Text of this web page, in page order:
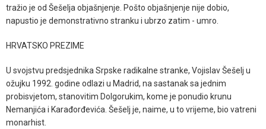
tražio je od Šešelja objašnjenje. Pošto objašnjenje nije dobio,
napustio je demonstrativno stranku i ubrzo zatim - umro.
HRVATSKO PREZIME
U svojstvu predsjednika Srpske radikalne stranke, Vojislav Šešelj u
ožujku 1992. godine odlazi u Madrid, na sastanak sa jednim
probisvjetom, stanovitim Dolgorukim, kome je ponudio krunu
Nemanjića i Karađorđevića. Šešelj je, naime, u to vrijeme, bio vatreni
monarhist.